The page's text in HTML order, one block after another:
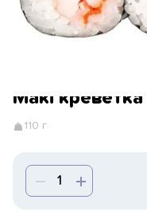
Макі креветка
110 г